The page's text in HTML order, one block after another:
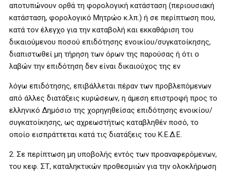
αποτυπώνουν ορθά τη φορολογική κατάσταση (περιουσιακή
κατάσταση, φορολογικό Μητρώο κ.λπ.) ή σε περίπτωση που,
κατά τον έλεγχο για την καταβολή και εκκαθάριση του
δικαιούμενου ποσού επιδότησης ενοικίου/συγκατοίκησης,
διαπιστωθεί μη τήρηση των όρων της παρούσας ή ότι ο
λαβών την επιδότηση δεν είναι δικαιούχος της εν
λόγω επιδότησης, επιβάλλεται πέραν των προβλεπόμενων
από άλλες διατάξεις κυρώσεων, η άμεση επιστροφή προς το
ελληνικό Δημόσιο της χορηγηθείσας επιδότησης ενοικίου/
συγκατοίκησης, ως αχρεωστήτως καταβληθέν ποσό, το
οποίο εισπράττεται κατά τις διατάξεις του Κ.Ε.Δ.Ε.
2. Σε περίπτωση μη υποβολής εντός των προαναφερόμενων,
του κεφ. ΣΤ, καταληκτικών προθεσμιών για την ολοκλήρωση